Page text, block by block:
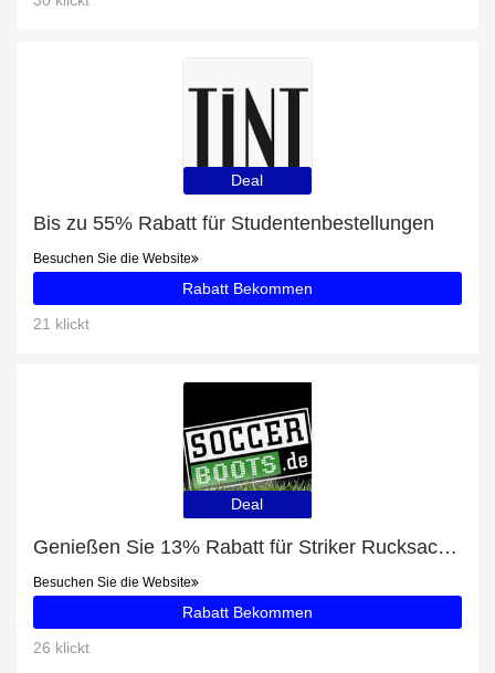
Deal
Bis zu 55% Rabatt für Studentenbestellungen
Besuchen Sie die Website
Rabatt Bekommen
21 klickt
Deal
Genießen Sie 13% Rabatt für Striker Rucksack (08)
Besuchen Sie die Website
Rabatt Bekommen
26 klickt